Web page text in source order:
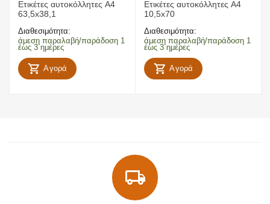
Ετικέτες αυτοκόλλητες Α4
63,5x38,1
Διαθεσιμότητα:
άμεση παραλαβή/παράδοση 1
έως 3 ημέρες
Αγορά
Ετικέτες αυτοκόλλητες Α4
10,5x70
Διαθεσιμότητα:
άμεση παραλαβή/παράδοση 1
έως 3 ημέρες
Αγορά